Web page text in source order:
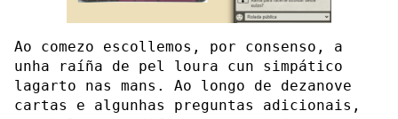
Ao comezo escollemos, por consenso, a
unha raíña de pel loura cun simpático
lagarto nas mans. Ao longo de dezanove
cartas e algunhas preguntas adicionais,